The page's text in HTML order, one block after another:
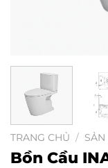
TRANG CHỦ / SẢN
Bồn Cầu